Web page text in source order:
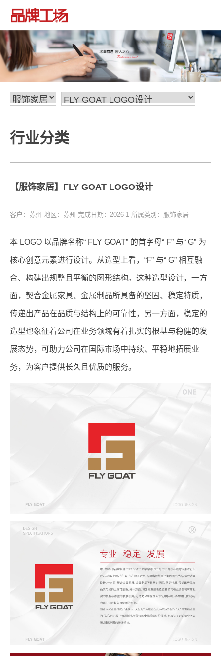
行业分类
【服饰家居】FLY GOAT LOGO设计
客户：苏州 地区：苏州 完成日期：2026-1 所属类别：服饰家居
本 LOGO 以品牌名称“ FLY GOAT” 的首字母“ F” 与“ G” 为
核心创意元素进行设计。从造型上看，“F” 与“ G” 相互融
合、构建出规整且平衡的图形结构。这种造型设计，一方
面，契合金属家具、金属制品所具备的坚固、稳定特质，
传递出产品在品质与结构上的可靠性，另一方面，稳定的
造型也象征着公司在业务领域有着扎实的根基与稳健的发
展态势，可助力公司在国际市场中持续、平稳地拓展业
务，为客户提供长久且优质的服务。